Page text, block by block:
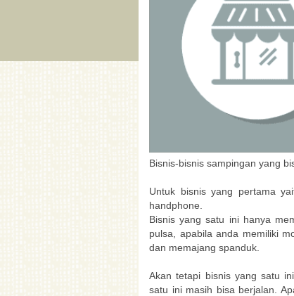
Bisnis-bisnis sampingan yang
Untuk bisnis yang pertama
handphone.
Bisnis yang satu ini hanya
pulsa, apabila anda memiliki
dan memajang spanduk.
Akan tetapi bisnis yang satu
satu ini masih bisa berjalan.